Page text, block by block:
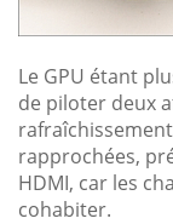
Le GPU étant
de piloter deux
rapprochées,
HDMI, car les
cohabiter.